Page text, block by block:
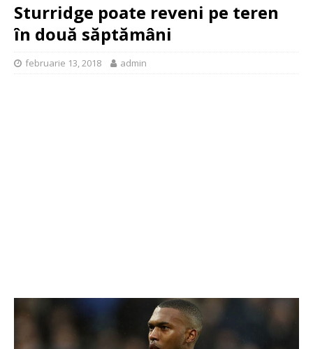
Sturridge poate reveni pe teren
în două săptămâni
februarie 13, 2018 admin